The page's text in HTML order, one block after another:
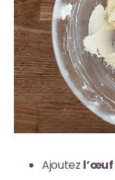
Ajoutez l’œuf